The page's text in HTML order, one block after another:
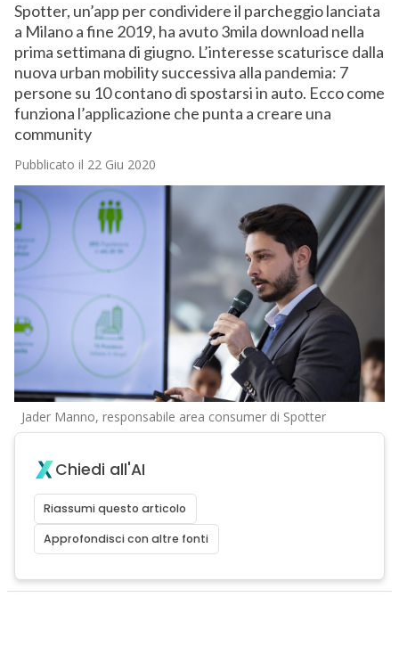
Spotter, un’app per condividere il parcheggio lanciata
a Milano a fine 2019, ha avuto 3mila download nella
prima settimana di giugno. L’interesse scaturisce dalla
nuova urban mobility successiva alla pandemia: 7
persone su 10 contano di spostarsi in auto. Ecco come
funziona l’applicazione che punta a creare una
community
Pubblicato il 22 Giu 2020
Jader Manno, responsabile area consumer di Spotter
Chiedi all'AI
Riassumi questo articolo
Approfondisci con altre fonti